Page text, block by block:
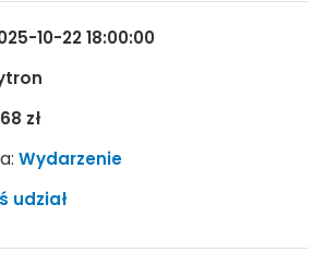
10-22 18:00:00
zł
Wydarzenie
udział